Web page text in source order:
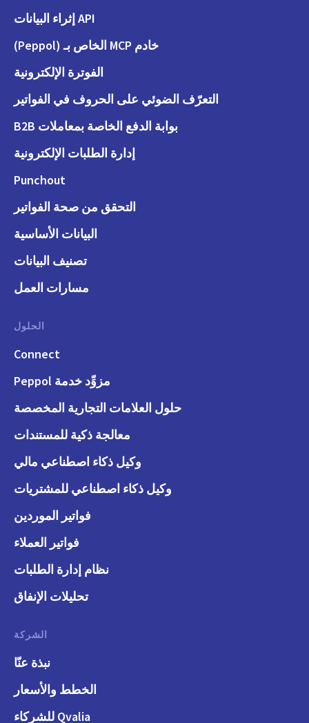
API إثراء البيانات
خادم MCP الخاص بـ (Peppol)
الفوترة الإلكترونية
التعرّف الضوئي على الحروف في الفواتير
بوابة الدفع الخاصة بمعاملات B2B
إدارة الطلبات الإلكترونية
Punchout
التحقق من صحة الفواتير
البيانات الأساسية
تصنيف البيانات
مسارات العمل
الحلول
Connect
مزوِّد خدمة Peppol
حلول العلامات التجارية المخصصة
معالجة ذكية للمستندات
وكيل ذكاء اصطناعي مالي
وكيل ذكاء اصطناعي للمشتريات
فواتير الموردين
فواتير العملاء
نظام إدارة الطلبات
تحليلات الإنفاق
الشركة
نبذة عنّا
الخطط والأسعار
Qvalia للشركاء